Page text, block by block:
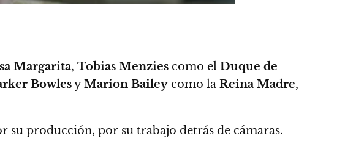
Margarita, Tobias Menzies como el Duque de
BowlesyMarion Bailey como la Reina Madre,
su producción, por su trabajo detrás de cámaras.